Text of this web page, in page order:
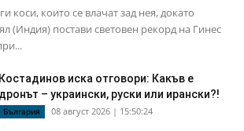
коси, които се влачат зад нея, докато
(Индия) постави световен рекорд на Гинес
Костадинов иска отговори: Какъв е
дронът – украински, руски или ирански?!
България 08 август 2026 | 15:50:24